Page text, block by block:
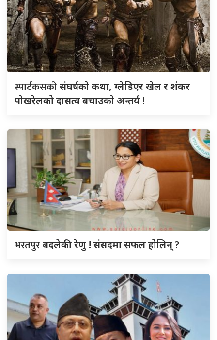
स्पार्टकसकोसंघर्षको कथा, ग्लेडिएर खेल र शंकर
पोखरेलको दासत्व बचाउको अन्तर्य !
भरतपुरबदलेकी रेणु ! संसदमा सफल होलिन् ?